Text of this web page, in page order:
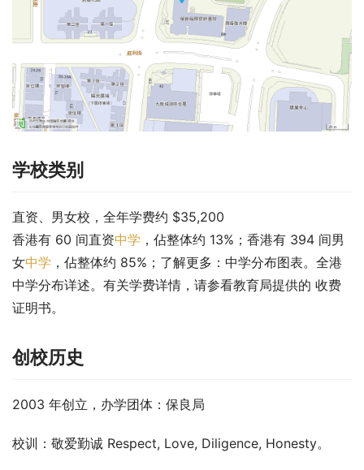
学校类别
直资、男女校，全年学费约 $35,200
香港有 60 间直资中学 ，佔整体约 13%；香港有 394 间男
女中学 ，佔整体约 85%；了解更多：中学分布图表。全港
中学分布详述。有关学费详情，请参看教育局提供的 收费
证明书。
创校历史
2003 年创立，办学团体：保良局
校训：敬爱勤诚 Respect, Love, Diligence, Honesty。